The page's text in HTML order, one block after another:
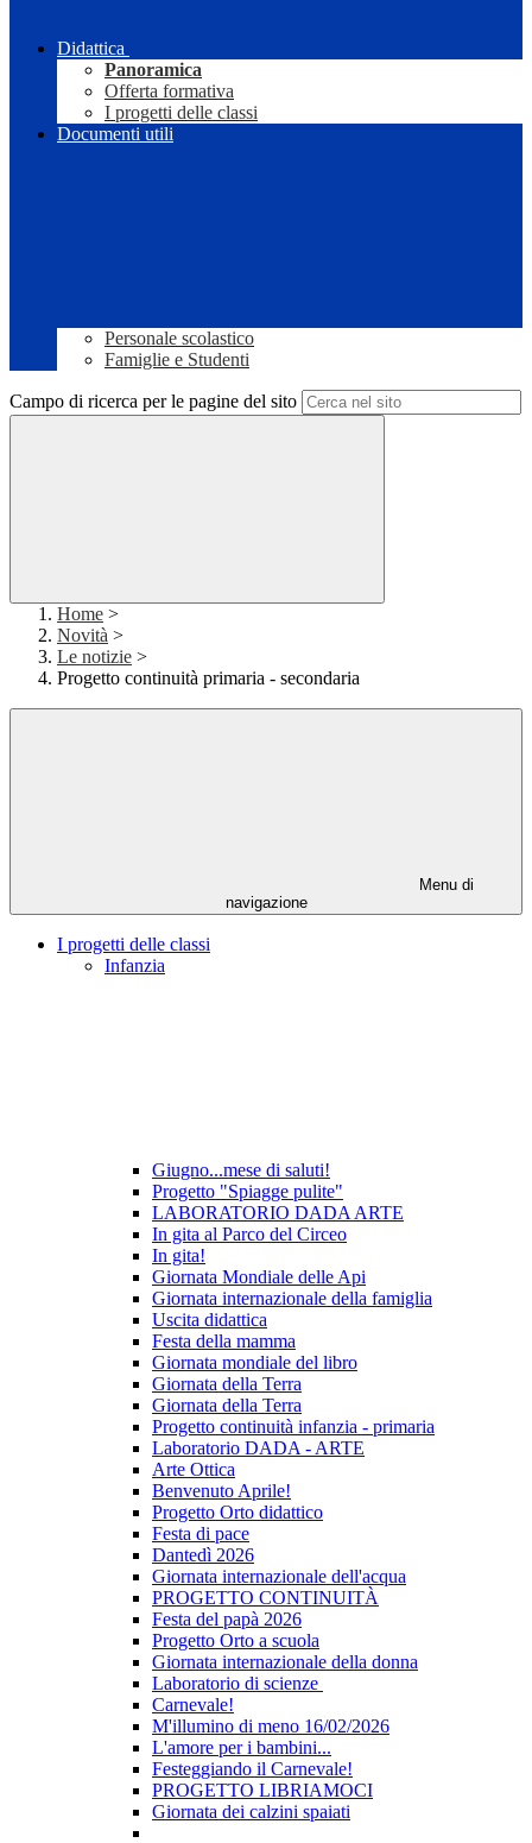
Didattica
Panoramica
Offerta formativa
I progetti delle classi
Documenti utili
Personale scolastico
Famiglie e Studenti
Campo di ricerca per le pagine del sito
Home >
Novità >
Le notizie >
Progetto continuità primaria - secondaria
Menu di
navigazione
I progetti delle classi
Infanzia
Giugno...mese di saluti!
Progetto "Spiagge pulite"
LABORATORIO DADA ARTE
In gita al Parco del Circeo
In gita!
Giornata Mondiale delle Api
Giornata internazionale della famiglia
Uscita didattica
Festa della mamma
Giornata mondiale del libro
Giornata della Terra
Giornata della Terra
Progetto continuità infanzia - primaria
Laboratorio DADA - ARTE
Arte Ottica
Benvenuto Aprile!
Progetto Orto didattico
Festa di pace
Dantedì 2026
Giornata internazionale dell'acqua
PROGETTO CONTINUITÀ
Festa del papà 2026
Progetto Orto a scuola
Giornata internazionale della donna
Laboratorio di scienze
Carnevale!
M'illumino di meno 16/02/2026
L'amore per i bambini...
Festeggiando il Carnevale!
PROGETTO LIBRIAMOCI
Giornata dei calzini spaiati